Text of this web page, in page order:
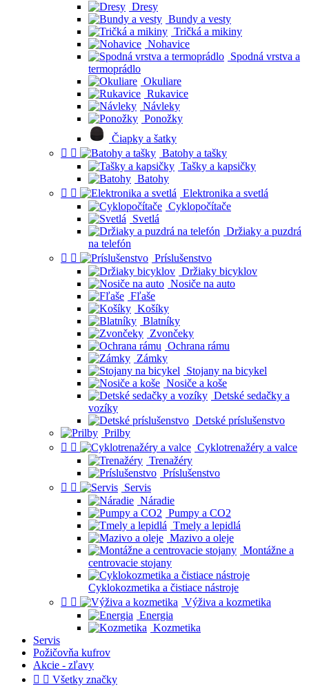
Dresy
Bundy a vesty
Tričká a mikiny
Nohavice
Spodná vrstva a
termoprádlo
Okuliare
Rukavice
Návleky
Ponožky
Čiapky a šatky
 
Batohy a tašky
Tašky a kapsičky
Batohy
 
Elektronika a svetlá
Cyklopočítače
Svetlá
Držiaky a puzdrá
na telefón
 
Príslušenstvo
Držiaky bicyklov
Nosiče na auto
Fľaše
Košíky
Blatníky
Zvončeky
Ochrana rámu
Zámky
Stojany na bicykel
Nosiče a koše
Detské sedačky a
vozíky
Detské príslušenstvo
Prilby
 
Cyklotrenažéry a valce
Trenažéry
Príslušenstvo
 
Servis
Náradie
Pumpy a CO2
Tmely a lepidlá
Mazivo a oleje
Montážne a
centrovacie stojany
Cyklokozmetika a čistiace nástroje
 
Výživa a kozmetika
Energia
Kozmetika
Servis
Požičovňa kufrov
Akcie - zľavy
  Všetky značky